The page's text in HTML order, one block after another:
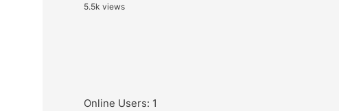
5.5k views
Online Users: 1